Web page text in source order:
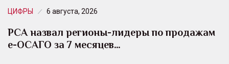
ЦИФРЫ 6 августа, 2026
РСА назвал регионы-лидеры по продажам
е-ОСАГО за 7 месяцев…